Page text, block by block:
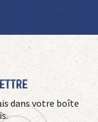
dans votre boîte